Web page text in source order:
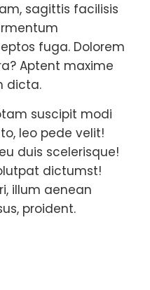
sagittis facilisis
fuga. Dolorem
Aptent maxime
dicta.
suscipit modi
leo pede velit!
duis scelerisque!
dictumst!
illum aenean
proident.